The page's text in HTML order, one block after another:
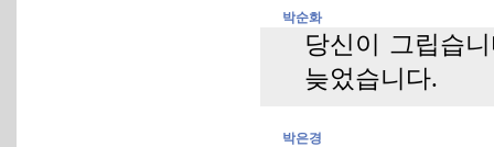
박순화
당신이 그립습
늦었습니다.
박은경